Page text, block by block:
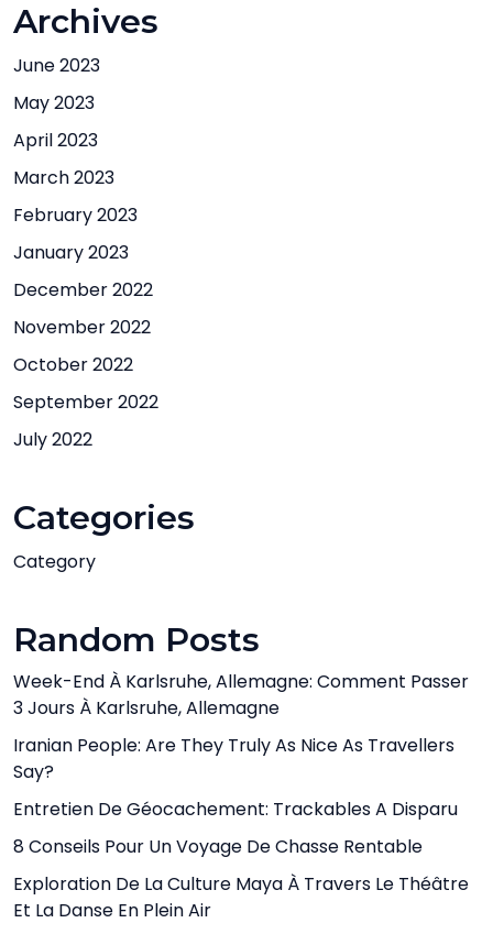
Archives
June 2023
May 2023
April 2023
March 2023
February 2023
January 2023
December 2022
November 2022
October 2022
September 2022
July 2022
Categories
Category
Random Posts
Week-End À Karlsruhe, Allemagne: Comment Passer
3 Jours À Karlsruhe, Allemagne
Iranian People: Are They Truly As Nice As Travellers
Say?
Entretien De Géocachement: Trackables A Disparu
8 Conseils Pour Un Voyage De Chasse Rentable
Exploration De La Culture Maya À Travers Le Théâtre
Et La Danse En Plein Air